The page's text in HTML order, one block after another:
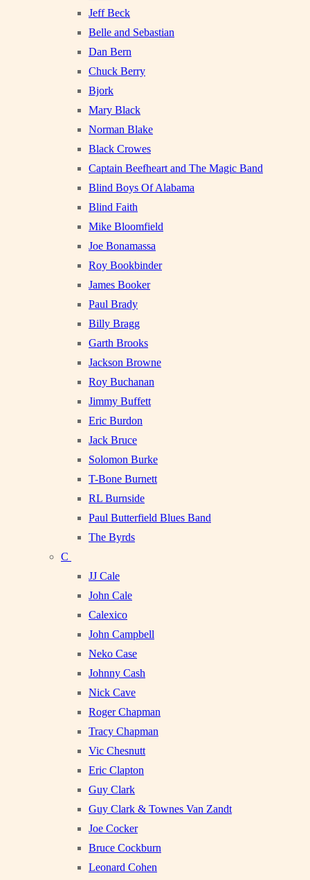
Jeff Beck
Belle and Sebastian
Dan Bern
Chuck Berry
Bjork
Mary Black
Norman Blake
Black Crowes
Captain Beefheart and The Magic Band
Blind Boys Of Alabama
Blind Faith
Mike Bloomfield
Joe Bonamassa
Roy Bookbinder
James Booker
Paul Brady
Billy Bragg
Garth Brooks
Jackson Browne
Roy Buchanan
Jimmy Buffett
Eric Burdon
Jack Bruce
Solomon Burke
T-Bone Burnett
RL Burnside
Paul Butterfield Blues Band
The Byrds
C
JJ Cale
John Cale
Calexico
John Campbell
Neko Case
Johnny Cash
Nick Cave
Roger Chapman
Tracy Chapman
Vic Chesnutt
Eric Clapton
Guy Clark
Guy Clark & Townes Van Zandt
Joe Cocker
Bruce Cockburn
Leonard Cohen